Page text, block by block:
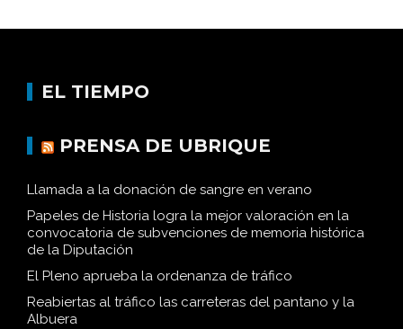
EL TIEMPO
PRENSA DE UBRIQUE
Llamada a la donación de sangre en verano
Papeles de Historia logra la mejor valoración en la
convocatoria de subvenciones de memoria histórica
de la Diputación
El Pleno aprueba la ordenanza de tráfico
Reabiertas al tráfico las carreteras del pantano y la
Albuera